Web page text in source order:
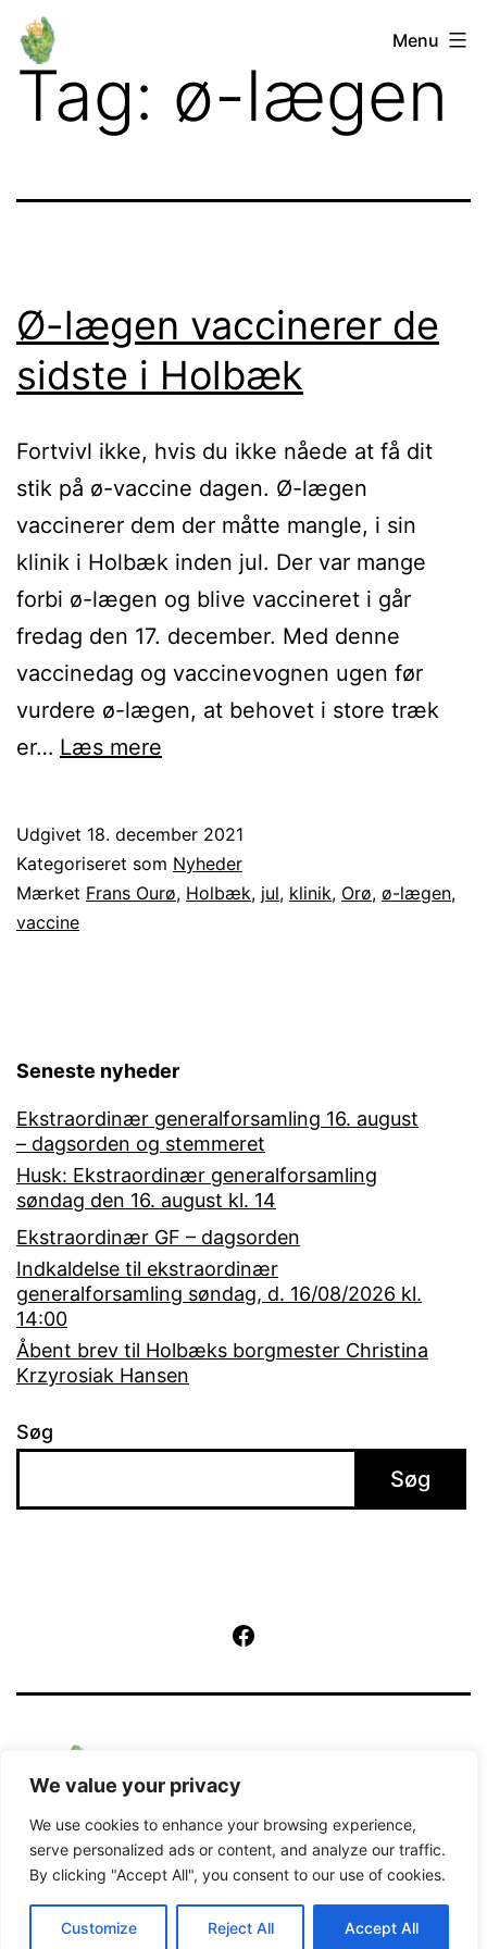
We value your privacy
We use cookies to enhance your browsing experience,
serve personalized ads or content, and analyze our traffic.
By clicking "Accept All", you consent to our use of cookies.
Customize Reject All Accept All
Fortsæt
indhold
Orø
Lokalforum
Menu
Tag: ø-lægen
Ø-lægen vaccinerer de
sidste i Holbæk
Fortvivl ikke, hvis du ikke nåede at få dit
stik på ø-vaccine dagen. Ø-lægen
vaccinerer dem der måtte mangle, i sin
klinik i Holbæk inden jul. Der var mange
forbi ø-lægen og blive vaccineret i går
fredag den 17. december. Med denne
vaccinedag og vaccinevognen ugen før
vurdere ø-lægen, at behovet i store træk
er… Læs mere
de
sidste
Udgivet 18. december 2021
Kategoriseret som Nyheder
Mærket Frans Ourø, Holbæk, jul, klinik, Orø, ø-lægen,
vaccine
Seneste nyheder
Ekstraordinær generalforsamling 16. august
– dagsorden og stemmeret
Husk: Ekstraordinær generalforsamling
søndag den 16. august kl. 14
Ekstraordinær GF – dagsorden
Indkaldelse til ekstraordinær
generalforsamling søndag, d. 16/08/2026 kl.
14:00
Åbent brev til Holbæks borgmester Christina
Krzyrosiak Hansen
Søg
Søg
Kører påWordPress .